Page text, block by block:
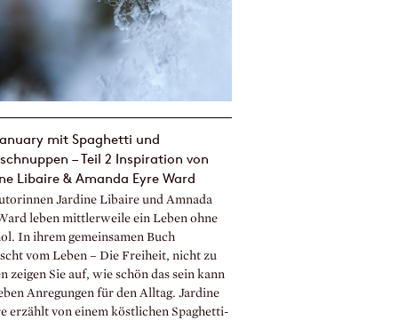
mit Spaghetti und
– Teil 2 Inspiration von
Libaire & Amanda Eyre Ward
Jardine Libaire und Amnada
leben mittlerweile ein Leben ohne
In ihrem gemeinsamen Buch
vom Leben – Die Freiheit, nicht zu
zeigen Sie auf, wie schön das sein kann
Anregungen für den Alltag. Jardine
erzählt von einem köstlichen Spaghetti-